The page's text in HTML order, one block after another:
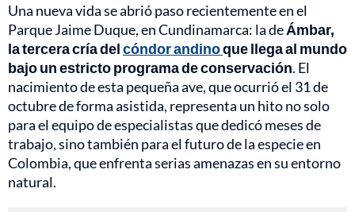
Una nueva vida se abrió paso recientemente en el
Parque Jaime Duque, en Cundinamarca: la deÁmbar,
la tercera cría delcóndor andinoque llega al mundo
bajo un estricto programa de conservación. El
nacimiento de esta pequeña ave, que ocurrió el 31 de
octubre de forma asistida, representa un hito no solo
para el equipo de especialistas que dedicó meses de
trabajo, sino también para el futuro de la especie en
Colombia, que enfrenta serias amenazas en su entorno
natural.